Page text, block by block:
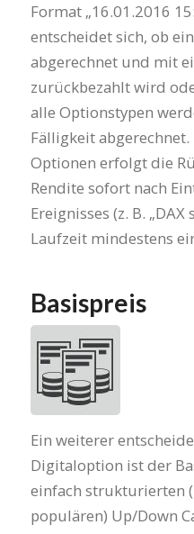
Format „16.01.2016
entscheidet sich, ob
abgerechnet und mit
zurückbezahlt wird
alle Optionstypen
Fälligkeit
Optionen erfolgt die
Rendite sofort nach
Ereignisses (z. B.
Laufzeit mindestens
Basispreis
Ein weiterer
Digitaloption ist der
einfach strukturierten
populären) Up/Down